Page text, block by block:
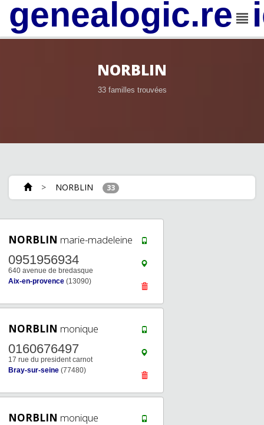
NORBLIN
33 familles trouvées
> NORBLIN 33
NORBLIN marie-madeleine
0951956934
640 avenue de bredasque
Aix-en-provence (13090)
NORBLIN monique
0160676497
17 rue du president carnot
Bray-sur-seine (77480)
NORBLIN monique